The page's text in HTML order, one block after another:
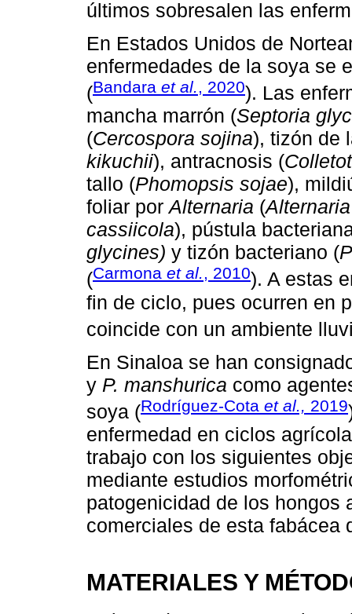
últimos sobresalen las
En Estados Unidos de
enfermedades de la soya se
(Bandara et al., 2020). Las
mancha marrón (Septoria
(Cercospora sojina), tizón de
kikuchii), antracnosis (
tallo (Phomopsis sojae),
foliar porAlternaria (Alternaria
cassiicola), pústula
glycines) y tizón bacteriano (
(Carmona et al., 2010). A estas
fin de ciclo, pues ocurren en
coincide con un ambiente
En Sinaloa se han
y P. manshurica como
soya (Rodríguez-Cota et al., 2019
enfermedad en ciclos
trabajo con los siguientes
mediante estudios
patogenicidad de los hongos
comerciales de esta fabácea
MATERIALES Y